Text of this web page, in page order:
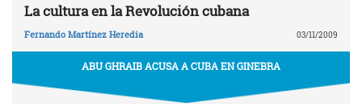
La cultura en la Revolución cubana
Fernando Martínez Heredia 03/11/2009
ABU GHRAIB ACUSA A CUBA EN GINEBRA